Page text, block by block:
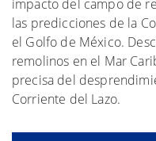
impacto del campo de
las predicciones de la
el Golfo de México.
remolinos en el Mar
precisa del
Corriente del Lazo.